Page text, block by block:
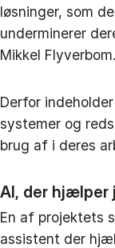
løsninger, som
underminerer
Mikkel Flyverbom.
Derfor
systemer og
brug af i deres
AI, der hjælper
En af projektets
assistent der